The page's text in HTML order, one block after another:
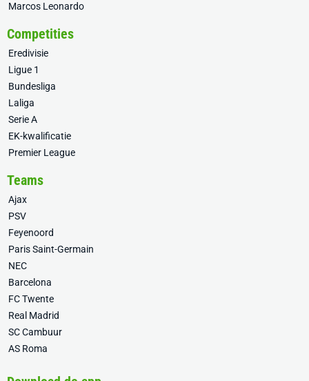
Marcos Leonardo
Competities
Eredivisie
Ligue 1
Bundesliga
Laliga
Serie A
EK-kwalificatie
Premier League
Teams
Ajax
PSV
Feyenoord
Paris Saint-Germain
NEC
Barcelona
FC Twente
Real Madrid
SC Cambuur
AS Roma